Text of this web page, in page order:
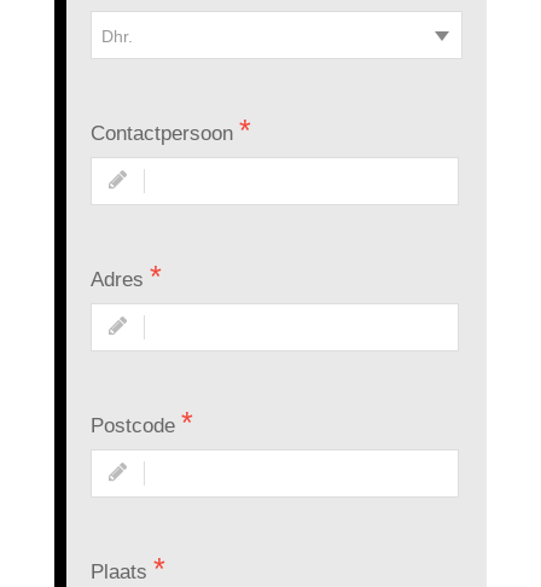
Dhr.
Contactpersoon
Adres
Postcode
Plaats